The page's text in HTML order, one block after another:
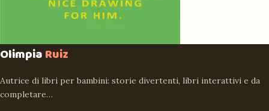
OlimpiaRuiz
Autrice di libri per bambini: storie divertenti, libri interattivi e da
completare…